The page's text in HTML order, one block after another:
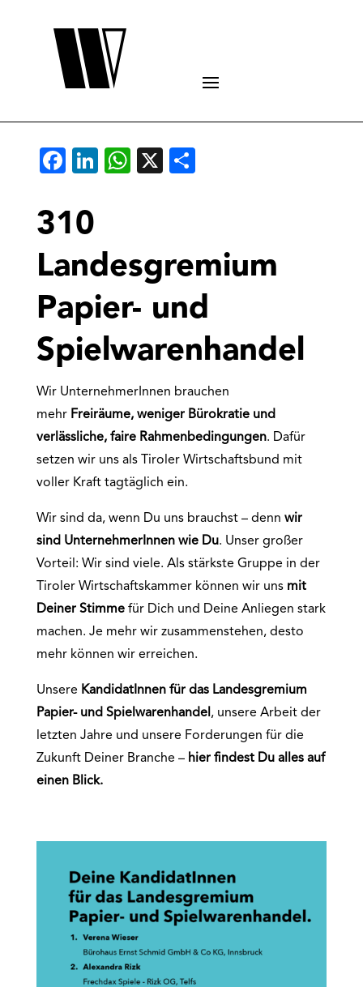
Facebook
LinkedIn
WhatsApp
X
310
Landesgremium
Papier- und
Spielwarenhandel
Wir UnternehmerInnen brauchen
mehr Freiräume, weniger Bürokratie und
verlässliche, faire Rahmenbedingungen. Dafür
setzen wir uns als Tiroler Wirtschaftsbund mit
voller Kraft tagtäglich ein.
Wir sind da, wenn Du uns brauchst – denn wir
sind UnternehmerInnen wie Du. Unser großer
Vorteil: Wir sind viele. Als stärkste Gruppe in der
Tiroler Wirtschaftskammer können wir uns mit
Deiner Stimme für Dich und Deine Anliegen stark
machen. Je mehr wir zusammenstehen, desto
mehr können wir erreichen.
Unsere KandidatInnen für das Landesgremium
Papier- und Spielwarenhandel , unsere Arbeit der
letzten Jahre und unsere Forderungen für die
Zukunft Deiner Branche – hier findest Du alles auf
einen Blick.